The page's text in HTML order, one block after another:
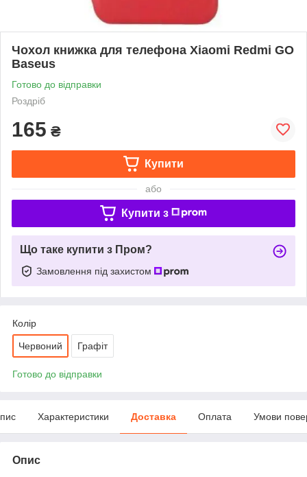
Чохол книжка для телефона Xiaomi Redmi GO
Baseus
Готово до відправки
Роздріб
165 ₴
Купити
або
Купити з
Що таке купити з Пром?
Замовлення під захистом
Колір
Червоний Графіт
Готово до відправки
Характеристики Доставка Оплата Умови
Опис